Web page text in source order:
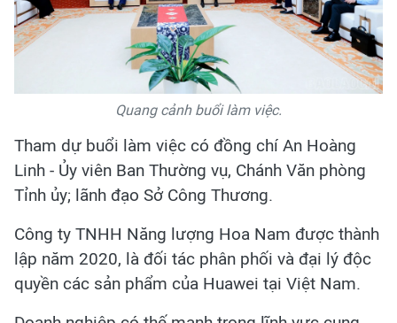
Quang cảnh buổi làm việc.
Tham dự buổi làm việc có đồng chí An Hoàng
Linh - Ủy viên Ban Thường vụ, Chánh Văn phòng
Tỉnh ủy; lãnh đạo Sở Công Thương.
Công ty TNHH Năng lượng Hoa Nam được thành
lập năm 2020, là đối tác phân phối và đại lý độc
quyền các sản phẩm của Huawei tại Việt Nam.